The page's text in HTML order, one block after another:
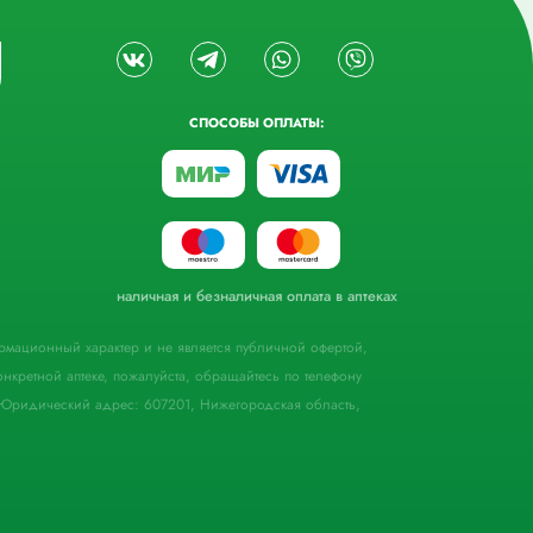
СПОСОБЫ ОПЛАТЫ:
наличная и безналичная оплата в аптеках
характер и не является публичной офертой,
аптеке, пожалуйста, обращайтесь по телефону
адрес: 607201, Нижегородская область,